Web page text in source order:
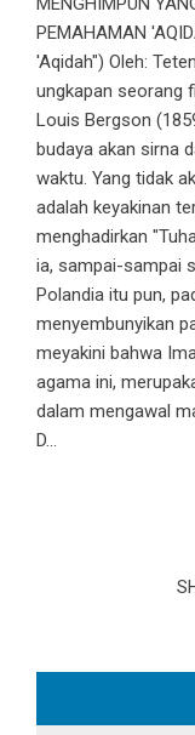
PEMAHAMAN
'Aqidah") Oleh:
ungkapan seorang
Louis Bergson
budaya akan sirna
waktu. Yang tidak
adalah keyakinan
menghadirkan
ia, sampai-sampai
Polandia itu pun,
menyembunyikan
meyakini bahwa
agama ini,
dalam mengawal
D...